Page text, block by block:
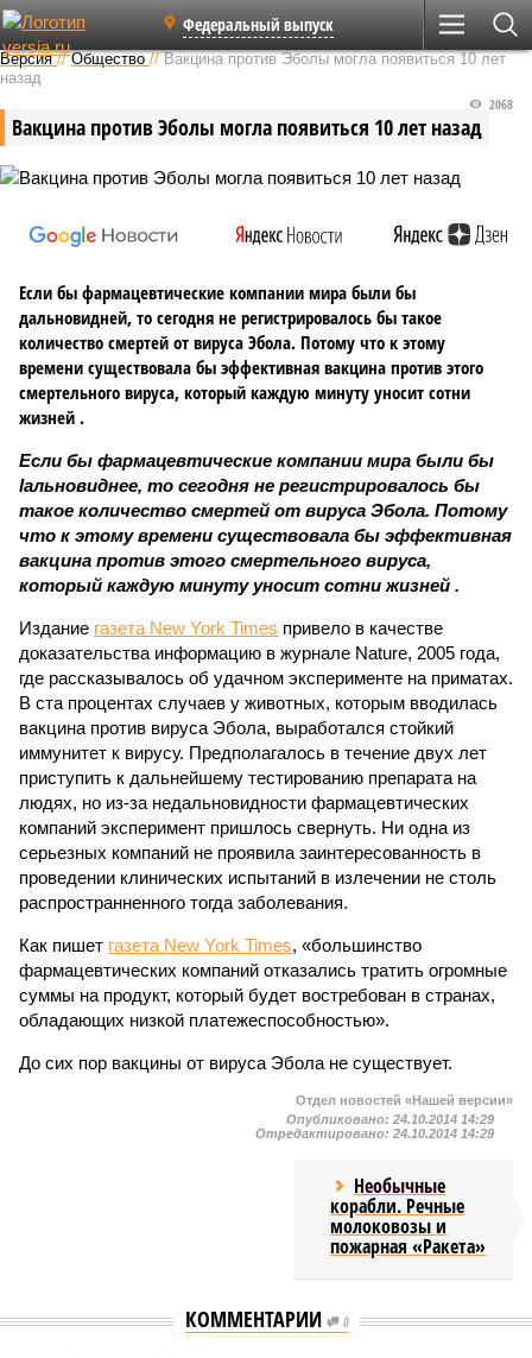
Федеральный выпуск
Версия //Общество //Вакцина против Эболы могла появиться 10 лет
назад
Вакцина против Эболы могла появиться 10 лет назад
2068
Если бы фармацевтические компании мира были бы
дальновидней, то сегодня не регистрировалось бы такое
количество смертей от вируса Эбола. Потому что к этому
времени существовала бы эффективная вакцина против этого
смертельного вируса, который каждую минуту уносит сотни
жизней .
Если бы фармацевтические компании мира были бы
lальновиднее, то сегодня не регистрировалось бы
такое количество смертей от вируса Эбола. Потому
что к этому времени существовала бы эффективная
вакцина против этого смертельного вируса,
который каждую минуту уносит сотни жизней .
Издание газета New York Times привело в качестве
доказательства информацию в журнале Nature, 2005 года,
где рассказывалось об удачном эксперименте на приматах.
В ста процентах случаев у животных, которым вводилась
вакцина против вируса Эбола, выработался стойкий
иммунитет к вирусу. Предполагалось в течение двух лет
приступить к дальнейшему тестированию препарата на
людях, но из-за недальновидности фармацевтических
компаний эксперимент пришлось свернуть. Ни одна из
серьезных компаний не проявила заинтересованность в
проведении клинических испытаний в излечении не столь
распространненного тогда заболевания.
Как пишет газета New York Times, «большинство
фармацевтических компаний отказались тратить огромные
суммы на продукт, который будет востребован в странах,
обладающих низкой платежеспособностью».
До сих пор вакцины от вируса Эбола не существует.
Отдел новостей «Нашей версии»
Опубликовано: 24.10.2014 14:29
Отредактировано: 24.10.2014 14:29
Необычные
корабли. Речные
молоковозы и
пожарная «Ракета»
КОММЕНТАРИИ 0